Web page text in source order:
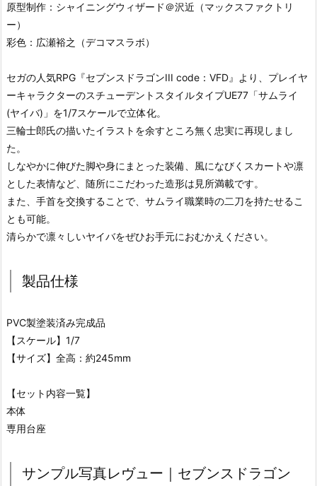
原型制作：シャイニングウィザード＠沢近（マックスファクトリ
ー）
彩色：広瀬裕之（デコマスラボ）
セガの人気RPG『セブンスドラゴンIII code：VFD』より、プレイヤ
ーキャラクターのスチューデントスタイルタイプUE77「サムライ
(ヤイバ)」を1/7スケールで立体化。
三輪士郎氏の描いたイラストを余すところ無く忠実に再現しまし
た。
しなやかに伸びた脚や身にまとった装備、風になびくスカートや凛
とした表情など、随所にこだわった造形は見所満載です。
また、手首を交換することで、サムライ職業時の二刀を持たせるこ
とも可能。
清らかで凛々しいヤイバをぜひお手元におむかえください。
製品仕様
PVC製塗装済み完成品
【スケール】1/7
【サイズ】全高：約245mm
【セット内容一覧】
本体
専用台座
サンプル写真レヴュー｜セブンスドラゴン